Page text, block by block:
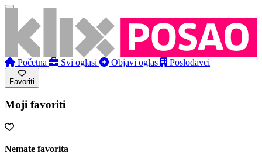
Početna Svi oglasi Objavi oglas Poslodavci
Favoriti
Moji favoriti
Nemate favorita